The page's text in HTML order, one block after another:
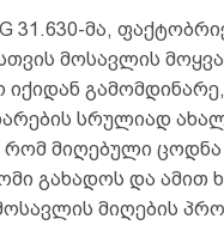
31.630-მა,
მოსავლის
სრულიად
რომ მიღებული
გახადოს და ამით
მიღების